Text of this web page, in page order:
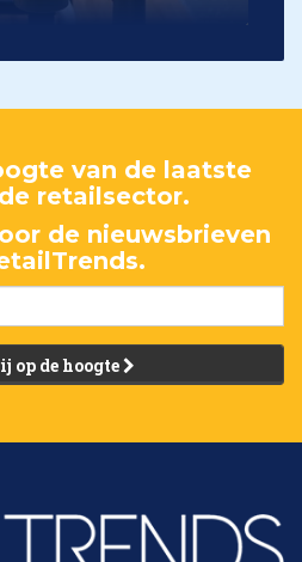
van de laatste
retailsector.
de nieuwsbrieven
op de hoogte